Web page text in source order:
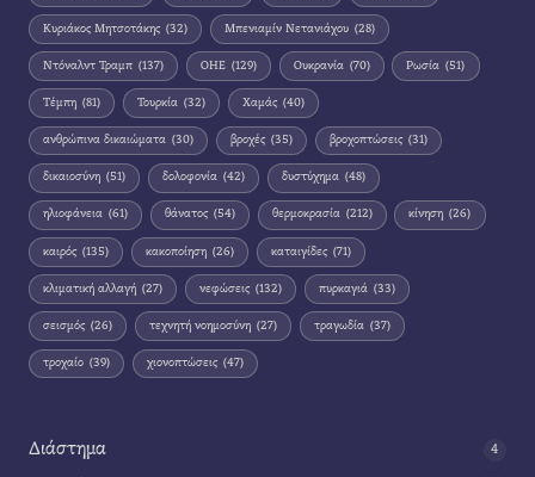
Κυριάκος Μητσοτάκης (32) Μπενιαμίν Νετανιάχου (28)
Ντόναλντ Τραμπ (137) ΟΗΕ (129) Ουκρανία (70) Ρωσία (51)
Τέμπη (81) Τουρκία (32) Χαμάς (40)
ανθρώπινα δικαιώματα (30) βροχές (35) βροχοπτώσεις (31)
δικαιοσύνη (51) δολοφονία (42) δυστύχημα (48)
ηλιοφάνεια (61) θάνατος (54) θερμοκρασία (212) κίνηση (26)
καιρός (135) κακοποίηση (26) καταιγίδες (71)
κλιματική αλλαγή (27) νεφώσεις (132) πυρκαγιά (33)
σεισμός (26) τεχνητή νοημοσύνη (27) τραγωδία (37)
τροχαίο (39) χιονοπτώσεις (47)
Διάστημα 4